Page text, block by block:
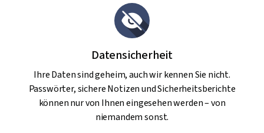
Datensicherheit
Ihre Daten sind geheim, auch wir kennen Sie nicht.
Passwörter, sichere Notizen und Sicherheitsberichte
können nur von Ihnen eingesehen werden – von
niemandem sonst.